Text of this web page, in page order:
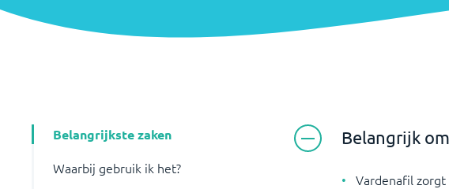
Belangrijkste zaken
Waarbij gebruik ik het?
Belangrijk
Vardenafil